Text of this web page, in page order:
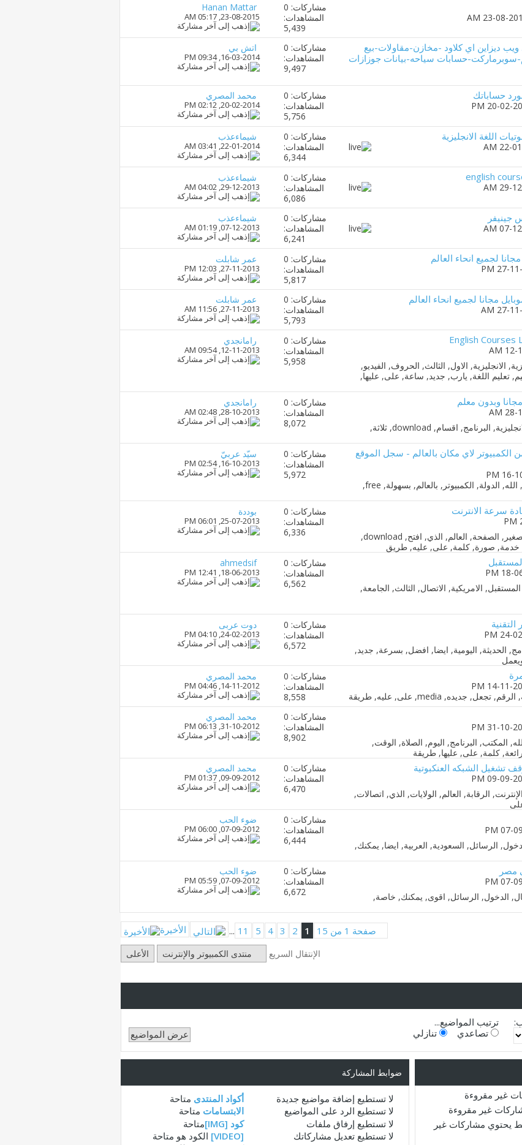
مشاركات: 0
المشاهدات:
5,439
Hanan Mattar
23-08-2015,
05:17 AM
ديزاين اي كلاود -مخازن-مقاولات-بيع
حسابات سياحه-بيانات جوزازات
مشاركات: 0
المشاهدات:
9,497
اتش بي
16-03-2014,
09:34 PM
حساباتك
مشاركات: 0
المشاهدات:
5,756
محمد المصري
20-02-2014,
02:12 PM
اللغة الانجليزية
مشاركات: 0
المشاهدات:
6,344
شيماءعذب
22-01-2014,
03:41 AM
english
مشاركات: 0
المشاهدات:
6,086
شيماءعذب
29-12-2013,
04:02 AM
جينيفر
مشاركات: 0
المشاهدات:
6,241
شيماءعذب
07-12-2013,
01:19 AM
لجميع انحاء العالم
مشاركات: 0
المشاهدات:
5,817
عمر شابلت
27-11-2013,
12:03 PM
مجانا لجميع انحاء العالم
مشاركات: 0
المشاهدات:
5,793
عمر شابلت
27-11-2013,
11:56 AM
مشاركات: 0
المشاهدات:
5,958
رامانجدي
12-11-2013,
09:54 AM
مجانا وبدون معلم
مشاركات: 0
المشاهدات:
8,072
رامانجدي
28-10-2013,
02:48 AM
مجانا من الكمبيوتر لاي مكان بالعالم - سجل الموقع
مشاركات: 0
المشاهدات:
5,972
سيّد عربيّ
16-10-2013,
02:54 PM
سرعة الانترنت
مشاركات: 0
المشاهدات:
6,336
بوددة
25-07-2013,
06:01 PM
مشاركات: 0
المشاهدات:
6,562
ahmedsif
18-06-2013,
12:41 PM
مشاركات: 0
المشاهدات:
6,572
دوت عربى
24-02-2013,
04:10 PM
مشاركات: 0
المشاهدات:
8,558
محمد المصري
14-11-2012,
04:46 PM
مشاركات: 0
المشاهدات:
8,902
محمد المصري
31-10-2012,
06:13 PM
تشغيل الشبكه العنكبوتية
مشاركات: 0
المشاهدات:
6,470
محمد المصري
09-09-2012,
01:37 PM
مشاركات: 0
المشاهدات:
6,444
ضوء الحب
07-09-2012,
06:00 PM
مصر
مشاركات: 0
المشاهدات:
6,672
ضوء الحب
07-09-2012,
05:59 PM
صفحة 1 من 15 1
2
3
4
5
11
... الأخيرة
الإنتقال السريع منتدى الكمبيوتر والإنترنت الأعلى
ترتيب المواضيع...
تصاعدي
تنازلي
غير مقروءة
غير مقروءة
يحتوي مشاركات غير
ضوابط المشاركة
لا تستطيع إضافة مواضيع جديدة
لا تستطيع الرد على المواضيع
لا تستطيع إرفاق ملفات
لا تستطيع تعديل مشاركاتك
أكواد المنتدى متاحة
الابتسامات متاحة
كود [IMG]
متاحة
[VIDEO]
الكود هو متاحة